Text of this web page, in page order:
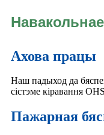
Ахова працы
Наш падыход да
сістэме кіравання
Пажарная